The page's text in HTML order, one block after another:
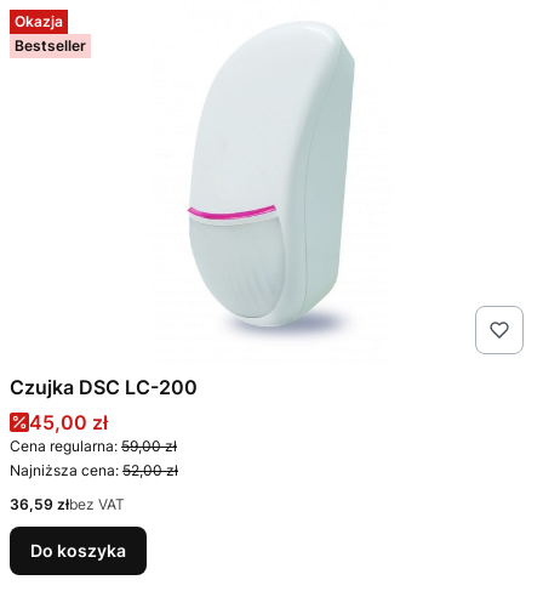
Okazja
Bestseller
Czujka DSC LC-200
Cena promocyjna
45,00 zł
Cena regularna: 59,00 zł
Najniższa cena: 52,00 zł
Cena
36,59 złbez VAT
Do koszyka